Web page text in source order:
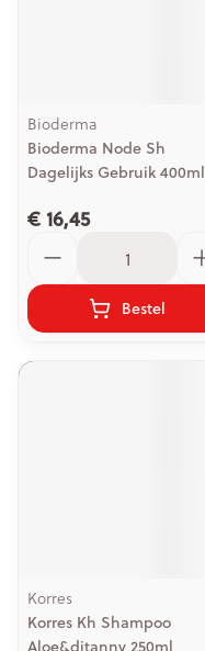
Bioderma
Bioderma Node Sh
Dagelijks Gebruik 400ml
€ 16,45
Bestel
Korres
Korres Kh Shampoo
Aloe&ditanny 250ml